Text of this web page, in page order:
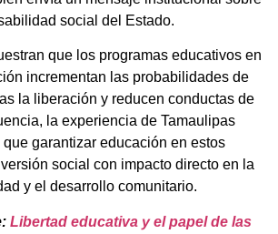
social del Estado.
que los programas educativos en
incrementan las probabilidades de
la liberación y reducen conductas de
la experiencia de Tamaulipas
garantizar educación en estos
social con impacto directo en la
y el desarrollo comunitario.
Libertad educativa y el papel de las